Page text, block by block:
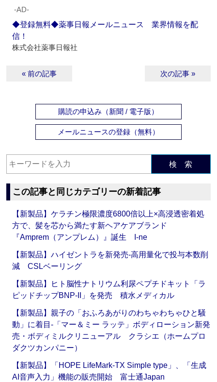
‐AD‐
◆登録無料◆薬事日報メールニュース 業界情報を配
信！
株式会社薬事日報社
« 前の記事 次の記事 »
購読の申込み（新聞 / 電子版）
メールニュースの登録（無料）
検 索
この記事と同じカテゴリーの新着記事
【新製品】ケラチン極限濃度6800倍以上×高浸透密着処
方で、髪を芯から満たす新ヘアケアブランド
『Amprem（アンプレム）』誕生 I-ne
【新製品】ハイゼントラを新発売‐高用量化で投与本数削
減 CSLベーリング
【新製品】ヒト脳性ナトリウム利尿ペプチドキット「ラ
ピッドチップBNP-II」を発売 積水メディカル
【新製品】親子の「おふろあがりのわちゃわちゃひと騒
動」に着目‐「マー＆ミー ラッテ」ボディローション新発
売・ボディミルクリニューアル クラシエ（ホームプロ
ダクツカンパニー）
【新製品】「HOPE LifeMark-TX Simple type」、「生成
AI音声入力」機能の販売開始 富士通Japan